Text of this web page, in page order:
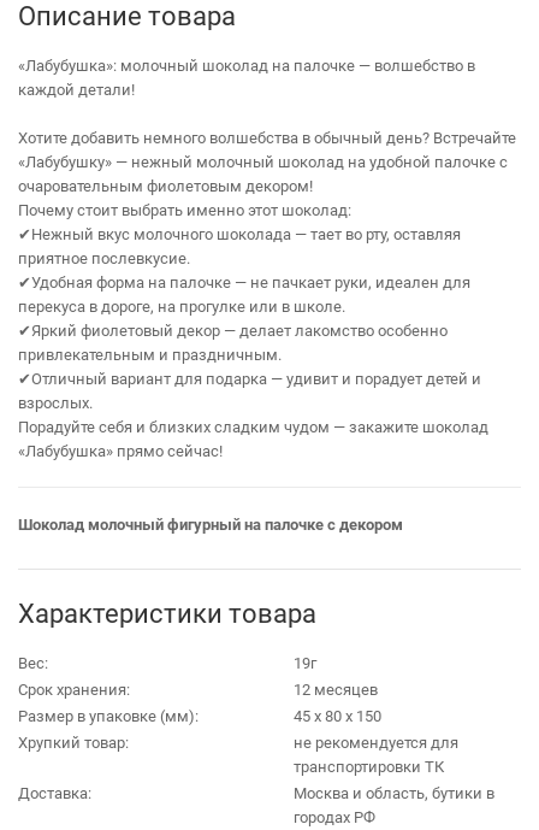
Описание товара
«Лабубушка»: молочный шоколад на палочке — волшебство в
каждой детали!
Хотите добавить немного волшебства в обычный день? Встречайте
«Лабубушку» — нежный молочный шоколад на удобной палочке с
очаровательным фиолетовым декором!
Почему стоит выбрать именно этот шоколад:
✔Нежный вкус молочного шоколада — тает во рту, оставляя
приятное послевкусие.
✔Удобная форма на палочке — не пачкает руки, идеален для
перекуса в дороге, на прогулке или в школе.
✔Яркий фиолетовый декор — делает лакомство особенно
привлекательным и праздничным.
✔Отличный вариант для подарка — удивит и порадует детей и
взрослых.
Порадуйте себя и близких сладким чудом — закажите шоколад
«Лабубушка» прямо сейчас!
Шоколад молочный фигурный на палочке с декором
Характеристики товара
Вес:
19г
Срок хранения:
12 месяцев
Размер в упаковке (мм):
45 х 80 х 150
Хрупкий товар:
не рекомендуется для
транспортировки ТК
Доставка:
Москва и область, бутики в
городах РФ